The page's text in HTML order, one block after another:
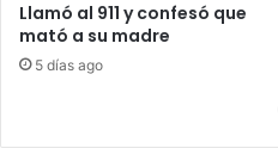
Llamó al 911 y confesó que
mató a su madre
5 días ago